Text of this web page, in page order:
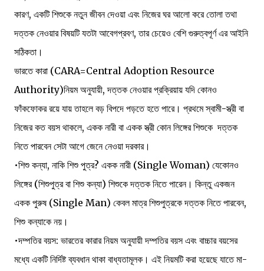
কারণ, একটি শিশুকে নতুন জীবন দেওয়া এবং নিজের ঘর আলো করে তোলা তথা
দত্তক নেওয়ার বিষয়টি যতটা আবেগপ্রবণ, তার চেয়েও বেশি গুরুত্বপূর্ণ এর আইনি
সঠিকতা।
ভারতে কারা (CARA=Central Adoption Resource
Authority)নিয়ম অনুযায়ী, দত্তক নেওয়ার প্রক্রিয়ায় যদি কোনও
ফাঁকফোকর রয়ে যায় তাহলে বড় বিপদে পড়তে হতে পারে। প্রথমে স্বামী-স্ত্রী বা
নিজের কত বয়স থাকলে, একক নারী বা একক স্ত্রী কোন লিঙ্গের শিশুকে দত্তক
নিতে পারবেন সেটা আগে জেনে নেওয়া দরকার।
•শিশু কন্যা, নাকি শিশু পুত্র? একক নারী (Single Woman) যেকোনও
লিঙ্গের (শিশুপুত্র বা শিশু কন্যা) শিশুকে দত্তক নিতে পারেন। কিন্তু একজন
একক পুরুষ (Single Man) কেবল মাত্র শিশুপুত্রকে দত্তক নিতে পারবেন,
শিশু কন্যাকে নয়।
•দম্পতির বয়স: ভারতের কারার নিয়ম অনুযায়ী দম্পতির বয়স এবং বাচ্চার বয়সের
মধ্যে একটি নির্দিষ্ট ব্যবধান থাকা বাধ্যতামূলক। এই নিয়মটি করা হয়েছে যাতে মা-